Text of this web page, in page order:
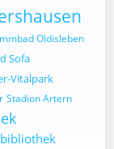
Oldisleben
Sofa
Vitalpark
Stadion Artern